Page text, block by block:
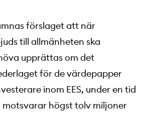
förslaget att när
till allmänheten ska
upprättas om det
för de värdepapper
inom EES, under en tid
högst tolv miljoner